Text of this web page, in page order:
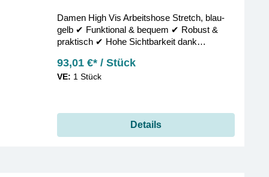
Damen High Vis Arbeitshose Stretch, blau-
gelb ✔︎ Funktional & bequem ✔︎ Robust &
praktisch ✔︎ Hohe Sichtbarkeit dank
93,01 €* / Stück
VE: 1 Stück
Details